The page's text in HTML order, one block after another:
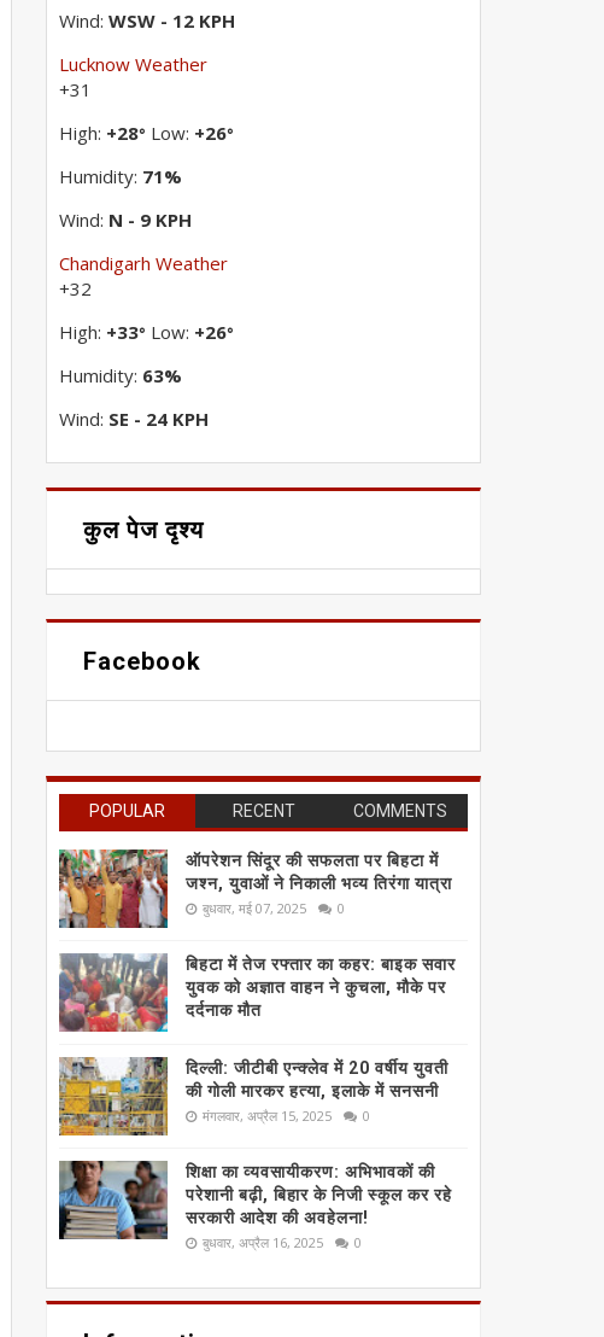
Wind:WSW - 12 KPH
Lucknow Weather
+31
High: +28° Low: +26°
Humidity: 71%
Wind: N - 9 KPH
Chandigarh Weather
+32
High: +33° Low: +26°
Humidity: 63%
Wind: SE - 24 KPH
कुल पेज दृश्य
Facebook
POPULAR RECENT COMMENTS
ऑपरेशन सिंदूर की सफलता पर बिहटा में
जश्न, युवाओं ने निकाली भव्य तिरंगा यात्रा
बुधवार, मई 07, 2025 0
बिहटा में तेज रफ्तार का कहर: बाइक सवार
युवक को अज्ञात वाहन ने कुचला, मौके पर
दर्दनाक मौत
दिल्ली: जीटीबी एन्क्लेव में 20 वर्षीय युवती
की गोली मारकर हत्या, इलाके में सनसनी
मंगलवार, अप्रैल 15, 2025 0
शिक्षा का व्यवसायीकरण: अभिभावकों की
परेशानी बढ़ी, बिहार के निजी स्कूल कर रहे
सरकारी आदेश की अवहेलना!
बुधवार, अप्रैल 16, 2025 0